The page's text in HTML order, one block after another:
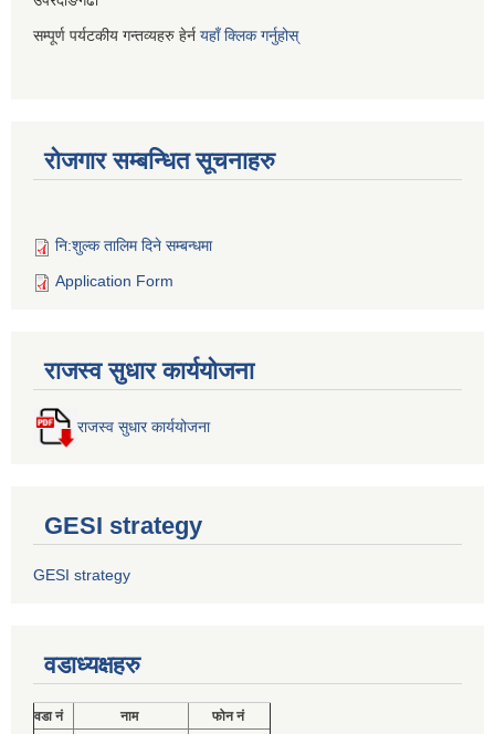
सम्पूर्ण पर्यटकीय गन्तव्यहरु हेर्न यहाँ क्लिक गर्नुहोस्
रोजगार सम्बन्धित सूचनाहरु
नि:शुल्क तालिम दिने सम्बन्धमा
Application Form
राजस्व सुधार कार्ययोजना
राजस्व सुधार कार्ययोजना
GESI strategy
GESI strategy
वडाध्यक्षहरु
वडा नं नाम फोन नं